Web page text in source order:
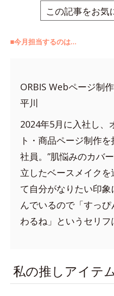
この記事をお気
■今月担当するのは…
ORBIS Webページ制
平川
2024年5月に入社し、
ト・商品ページ制作
社員。”肌悩みのカバ
立したベースメイク
て自分がなりたい印
んでいるので「すっ
わるね」というセリフ
私の推しアイテ